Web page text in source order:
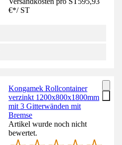
€*/ ST
Kongamek Rollcontainer
verzinkt 1200x800x1800mm
mit 3 Gitterwänden mit
Bremse
Artikel wurde noch nicht
bewertet.